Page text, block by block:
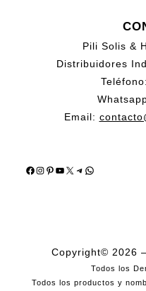
Pili Solis &
Distribuidores
Teléfono:
Email:
Facebook
Instagram
Pinterest
YouTube
X Telegram
WhatsApp
Copyright© 2026
Todos los
Todos los productos y